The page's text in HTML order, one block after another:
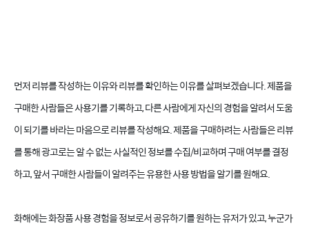
먼저 리뷰를 작성하는 이유와 리뷰를 확인하는 이유를 살펴보겠습니다. 제품을
구매한 사람들은 사용기를 기록하고, 다른 사람에게 자신의 경험을 알려서 도움
이 되기를 바라는 마음으로 리뷰를 작성해요. 제품을 구매하려는 사람들은 리뷰
를 통해 광고로는 알 수 없는 사실적인 정보를 수집/비교하며 구매 여부를 결정
하고, 앞서 구매한 사람들이 알려주는 유용한 사용 방법을 알기를 원해요.
화해에는 화장품 사용 경험을 정보로서 공유하기를 원하는 유저가 있고, 누군가